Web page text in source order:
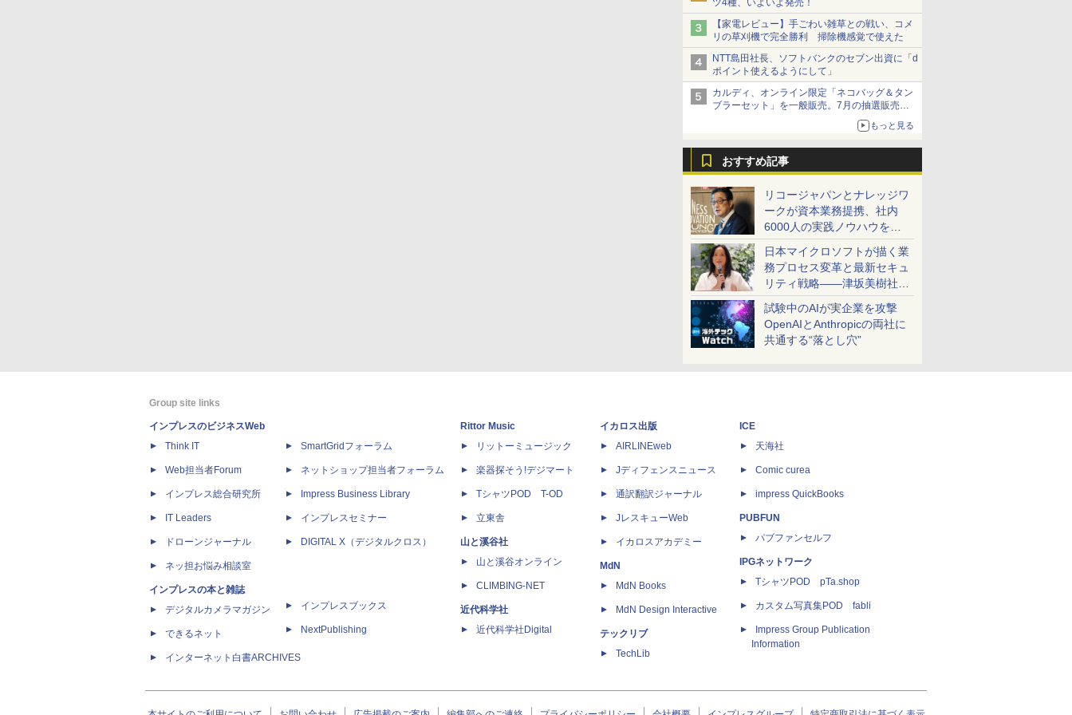
ツ4種、いよいよ発売！
【家電レビュー】手ごわい雑草との戦い、コメ
リの草刈機で完全勝利 掃除機感覚で使えた
NTT島田社長、ソフトバンクのセブン出資に「d
ポイント使えるようにして」
カルディ、オンライン限定「ネコバッグ＆タン
ブラーセット」を一般販売。7月の抽選販売の
もっと見る
おすすめ記事
リコージャパンとナレッジワ
ークが資本業務提携、社内
6000人の実践ノウハウを生
かした「AI商談記録 for
RICOH」を展開へ
日本マイクロソフトが描く業
務プロセス変革と最新セキュ
リティ戦略――津坂美樹社長
が2027年度戦略を説明
試験中のAIが実企業を攻撃
OpenAIとAnthropicの両社に
共通する“落とし穴”
Group site links
インプレスのビジネスWeb
Think IT
Web担当者Forum
インプレス総合研究所
IT Leaders
ドローンジャーナル
ネッ担お悩み相談室
インプレスの本と雑誌
デジタルカメラマガジン
できるネット
インターネット白書ARCHIVES
SmartGridフォーラム
ネットショップ担当者フォーラム
Impress Business Library
インプレスセミナー
DIGITAL X（デジタルクロス）
インプレスブックス
NextPublishing
Rittor Music
リットーミュージック
楽器探そう!デジマート
TシャツPOD T-OD
立東舎
山と溪谷社
山と溪谷オンライン
CLIMBING-NET
近代科学社
近代科学社Digital
イカロス出版
AIRLINEweb
Jディフェンスニュース
通訳翻訳ジャーナル
JレスキューWeb
イカロスアカデミー
MdN
MdN Books
MdN Design Interactive
テックリブ
TechLib
ICE
天海社
Comic curea
impress QuickBooks
PUBFUN
パブファンセルフ
IPGネットワーク
TシャツPOD pTa.shop
カスタム写真集POD fabli
Impress Group Publication
Information